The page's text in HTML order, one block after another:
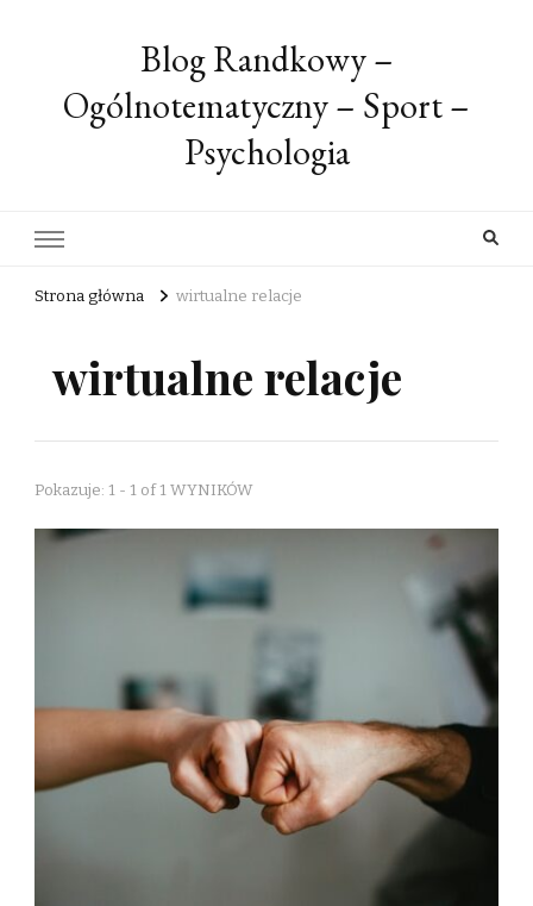
Blog Randkowy –
Ogólnotematyczny – Sport –
Psychologia
Strona główna wirtualne relacje
wirtualne relacje
Pokazuje: 1 - 1 of 1 WYNIKÓW